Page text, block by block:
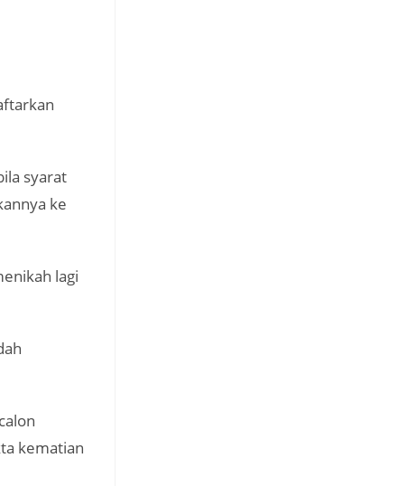
syarat
ke
lagi
kematian